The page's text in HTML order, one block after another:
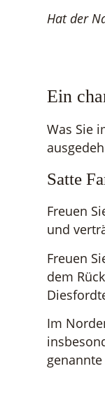
Hat der
Ein
Was Sie
Satte
Freuen
und
Freuen
dem
Im